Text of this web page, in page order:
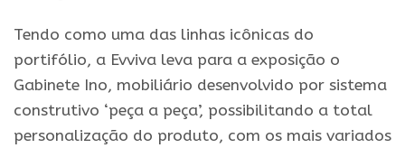
Tendo como uma das linhas icônicas do
portifólio, a Evviva leva para a exposição o
Gabinete Ino, mobiliário desenvolvido por sistema
construtivo ‘peça a peça’, possibilitando a total
personalização do produto, com os mais variados